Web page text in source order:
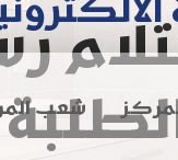
شعب